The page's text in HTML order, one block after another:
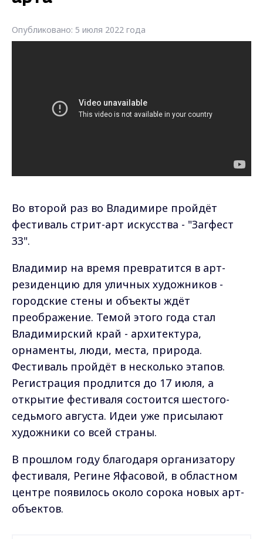
Опубликовано: 5 июля 2022 года
Во второй раз во Владимире пройдёт
фестиваль стрит-арт искусства - "Загфест
33".
Владимир на время превратится в арт-
резиденцию для уличных художников -
городские стены и объекты ждёт
преображение. Темой этого года стал
Владимирский край - архитектура,
орнаменты, люди, места, природа.
Фестиваль пройдёт в несколько этапов.
Регистрация продлится до 17 июля, а
открытие фестиваля состоится шестого-
седьмого августа. Идеи уже присылают
художники со всей страны.
В прошлом году благодаря организатору
фестиваля, Регине Яфасовой, в областном
центре появилось около сорока новых арт-
объектов.